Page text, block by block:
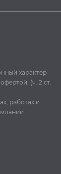
характер
(ч. 2 ст.
работах и